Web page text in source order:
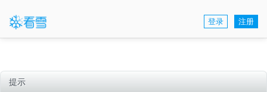
登录 注册
提示